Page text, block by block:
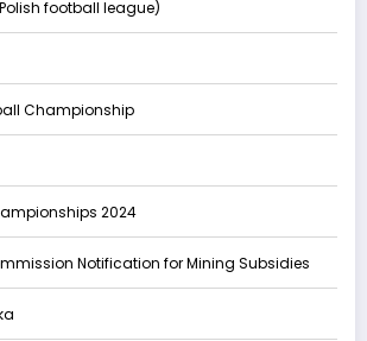
football league)
Championship
2024
Notification for Mining Subsidies